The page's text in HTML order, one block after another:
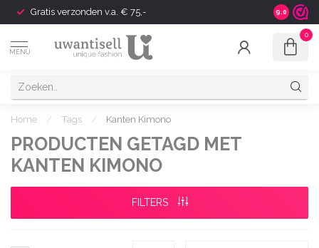
Gratis verzonden v.a. € 75,- Shipping
9.0
MENU
0
Home / Tags / Kanten Kimono
PRODUCTEN GETAGD MET
KANTEN KIMONO
FILTERS